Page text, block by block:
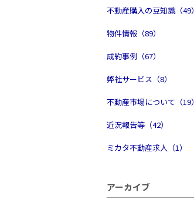
不動産購入の豆知識（49）
物件情報（89）
成約事例（67）
弊社サービス（8）
不動産市場について（19）
近況報告等（42）
ミカタ不動産求人（1）
アーカイブ